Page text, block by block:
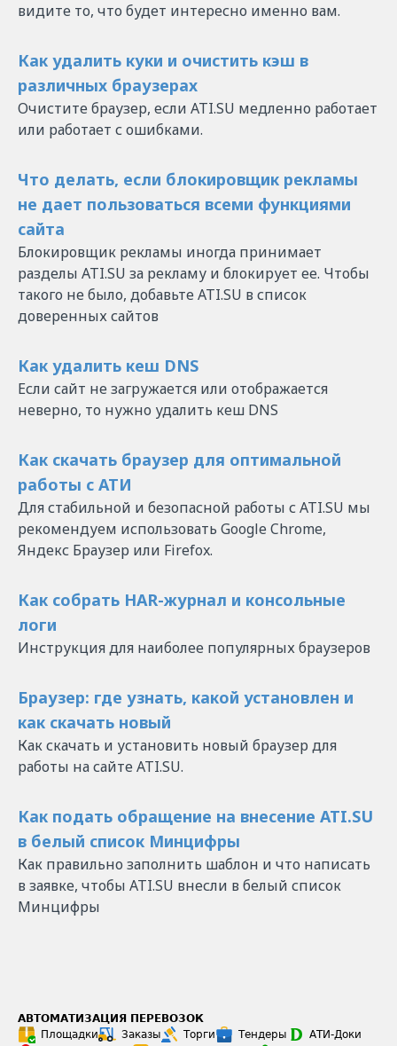
видите то, что будет интересно именно вам.
Как удалить куки и очистить кэш в
различных браузерах
Очистите браузер, если ATI.SU медленно работает
или работает с ошибками.
Что делать, если блокировщик рекламы
не дает пользоваться всеми функциями
сайта
Блокировщик рекламы иногда принимает
разделы ATI.SU за рекламу и блокирует ее. Чтобы
такого не было, добавьте ATI.SU в список
доверенных сайтов
Как удалить кеш DNS
Если сайт не загружается или отображается
неверно, то нужно удалить кеш DNS
Как скачать браузер для оптимальной
работы с АТИ
Для стабильной и безопасной работы с ATI.SU мы
рекомендуем использовать Google Chrome,
Яндекс Браузер или Firefox.
Как собрать HAR-журнал и консольные
логи
Инструкция для наиболее популярных браузеров
Браузер: где узнать, какой установлен и
как скачать новый
Как скачать и установить новый браузер для
работы на сайте ATI.SU.
Как подать обращение на внесение ATI.SU
в белый список Минцифры
Как правильно заполнить шаблон и что написать
в заявке, чтобы ATI.SU внесли в белый список
Минцифры
АВТОМАТИЗАЦИЯ ПЕРЕВОЗОК
Площадки
Заказы Торги Тендеры
АТИ-Доки